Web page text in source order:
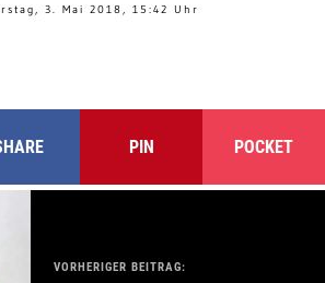
3. Mai 2018, 15:42 Uhr
PIN POCKET
VORHERIGER BEITRAG: